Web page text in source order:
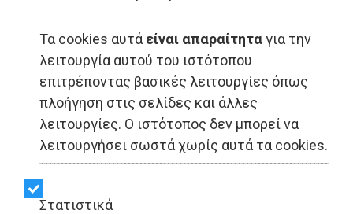
Τα cookies αυτά είναι απαραίτηταγια την
λειτουργία αυτού του ιστότοπου
επιτρέποντας βασικές λειτουργίες όπως
πλοήγηση στις σελίδες και άλλες
λειτουργίες. Ο ιστότοπος δεν μπορεί να
λειτουργήσει σωστά χωρίς αυτά τα cookies.
Στατιστικά
LIFESTYLE - Μαραθώνας
Δήμος Μαραθώνος: Γιατί
παραμένει χωρίς